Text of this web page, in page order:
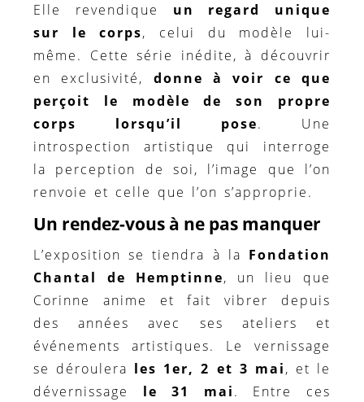
Elle revendique un regard unique
sur le corps, celui du modèle lui-
même. Cette série inédite, à découvrir
en exclusivité, donne à voir ce que
perçoit le modèle de son propre
corps lorsqu’il pose. Une
introspection artistique qui interroge
la perception de soi, l’image que l’on
renvoie et celle que l’on s’approprie.
Un rendez-vous à ne pas manquer
L’exposition se tiendra à la Fondation
Chantal de Hemptinne, un lieu que
Corinne anime et fait vibrer depuis
des années avec ses ateliers et
événements artistiques. Le vernissage
se déroulera les 1er, 2 et 3 mai, et le
dévernissage le 31 mai. Entre ces